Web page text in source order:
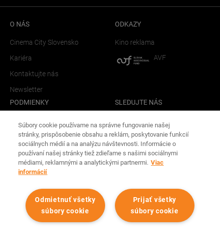
O NÁS
Cinema City Slovensko
Kariéra
Kontaktujte nás
Newsletter
ODKAZY
Kino reklama
AVF
PODMIENKY
Ochrana osobných údajov
FAQ
Spravovať Cookies
SLEDUJTE NÁS
Instagram
MOBILNÁ APLIKÁCIA
Všetky práva vyhradené spoločnosťou Cinema City Slovensko
2026
©
Súbory cookie používame na správne fungovanie našej
stránky, prispôsobenie obsahu a reklám, poskytovanie funkcií
sociálnych médií a na analýzu návštevnosti. Informácie o
používaní našej stránky tiež zdieľame s našimi sociálnymi
médiami, reklamnými a analytickými partnermi. Viac
informácií
Prijať všetky
súbory cookie
Odmietnuť všetky
súbory cookie